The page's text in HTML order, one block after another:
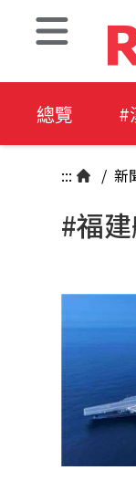
總覽 #
::: / 新
#福